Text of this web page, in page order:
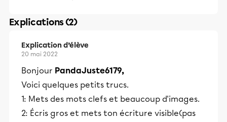
Explications (2)
Explication d’élève
20 mai 2022
Bonjour PandaJuste6179,
Voici quelques petits trucs.
1: Mets des mots clefs et beaucoup d'images.
2: Écris gros et mets ton écriture visible(pas